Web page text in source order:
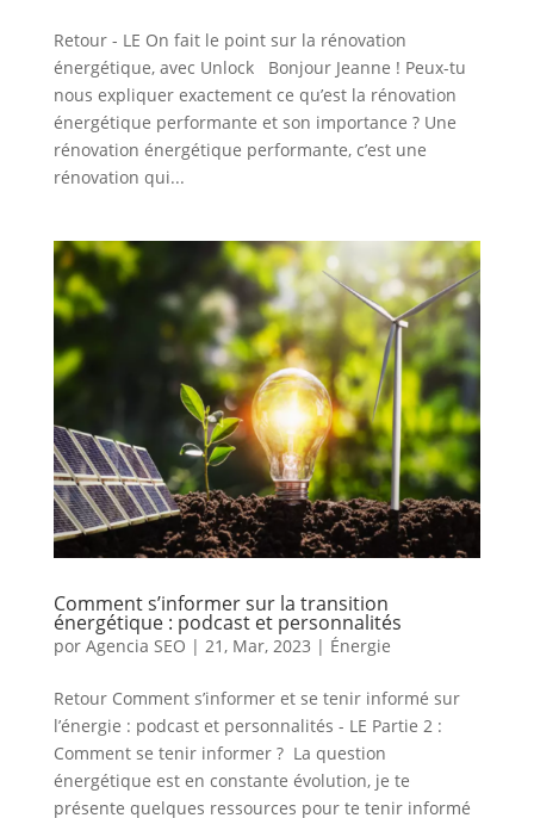
Retour - LE On fait le point sur la rénovation
énergétique, avec Unlock Bonjour Jeanne ! Peux-tu
nous expliquer exactement ce qu’est la rénovation
énergétique performante et son importance ? Une
rénovation énergétique performante, c’est une
rénovation qui...
Comment s’informer sur la transition
énergétique : podcast et personnalités
por Agencia SEO | 21, Mar, 2023 | Énergie
Retour Comment s’informer et se tenir informé sur
l’énergie : podcast et personnalités - LE Partie 2 :
Comment se tenir informer ? La question
énergétique est en constante évolution, je te
présente quelques ressources pour te tenir informé